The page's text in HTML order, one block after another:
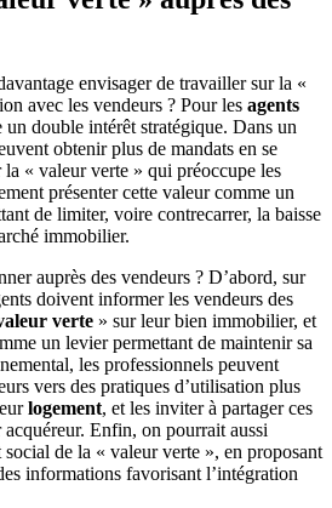
envisager de travailler sur la «
avec les vendeurs ? Pour les agents
un double intérêt stratégique. Dans un
obtenir plus de mandats en se
« valeur verte » qui préoccupe les
présenter cette valeur comme un
de limiter, voire contrecarrer, la baisse
immobilier.
auprès des vendeurs ? D’abord, sur
doivent informer les vendeurs des
verte » sur leur bien immobilier, et
un levier permettant de maintenir sa
les professionnels peuvent
vers des pratiques d’utilisation plus
logement, et les inviter à partager ces
Enfin, on pourrait aussi
de la « valeur verte », en proposant
informations favorisant l’intégration